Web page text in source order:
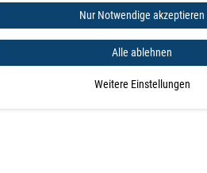
Nur Notwendige akzeptieren
Alle ablehnen
Weitere Einstellungen